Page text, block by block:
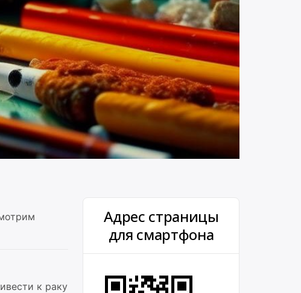
к раку
Адрес страницы
для смартфона